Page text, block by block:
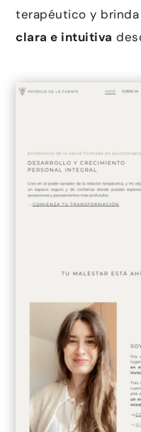
terapéutico y
clara e intuitiva